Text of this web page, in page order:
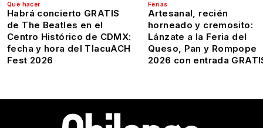
Qué hacer
Habrá concierto GRATIS
de The Beatles en el
Centro Histórico de CDMX:
fecha y hora del TlacuACH
Fest 2026
Ferias
Artesanal, recién
horneado y cremosito:
Lánzate a la Feria del
Queso, Pan y Rompope
2026 con entrada